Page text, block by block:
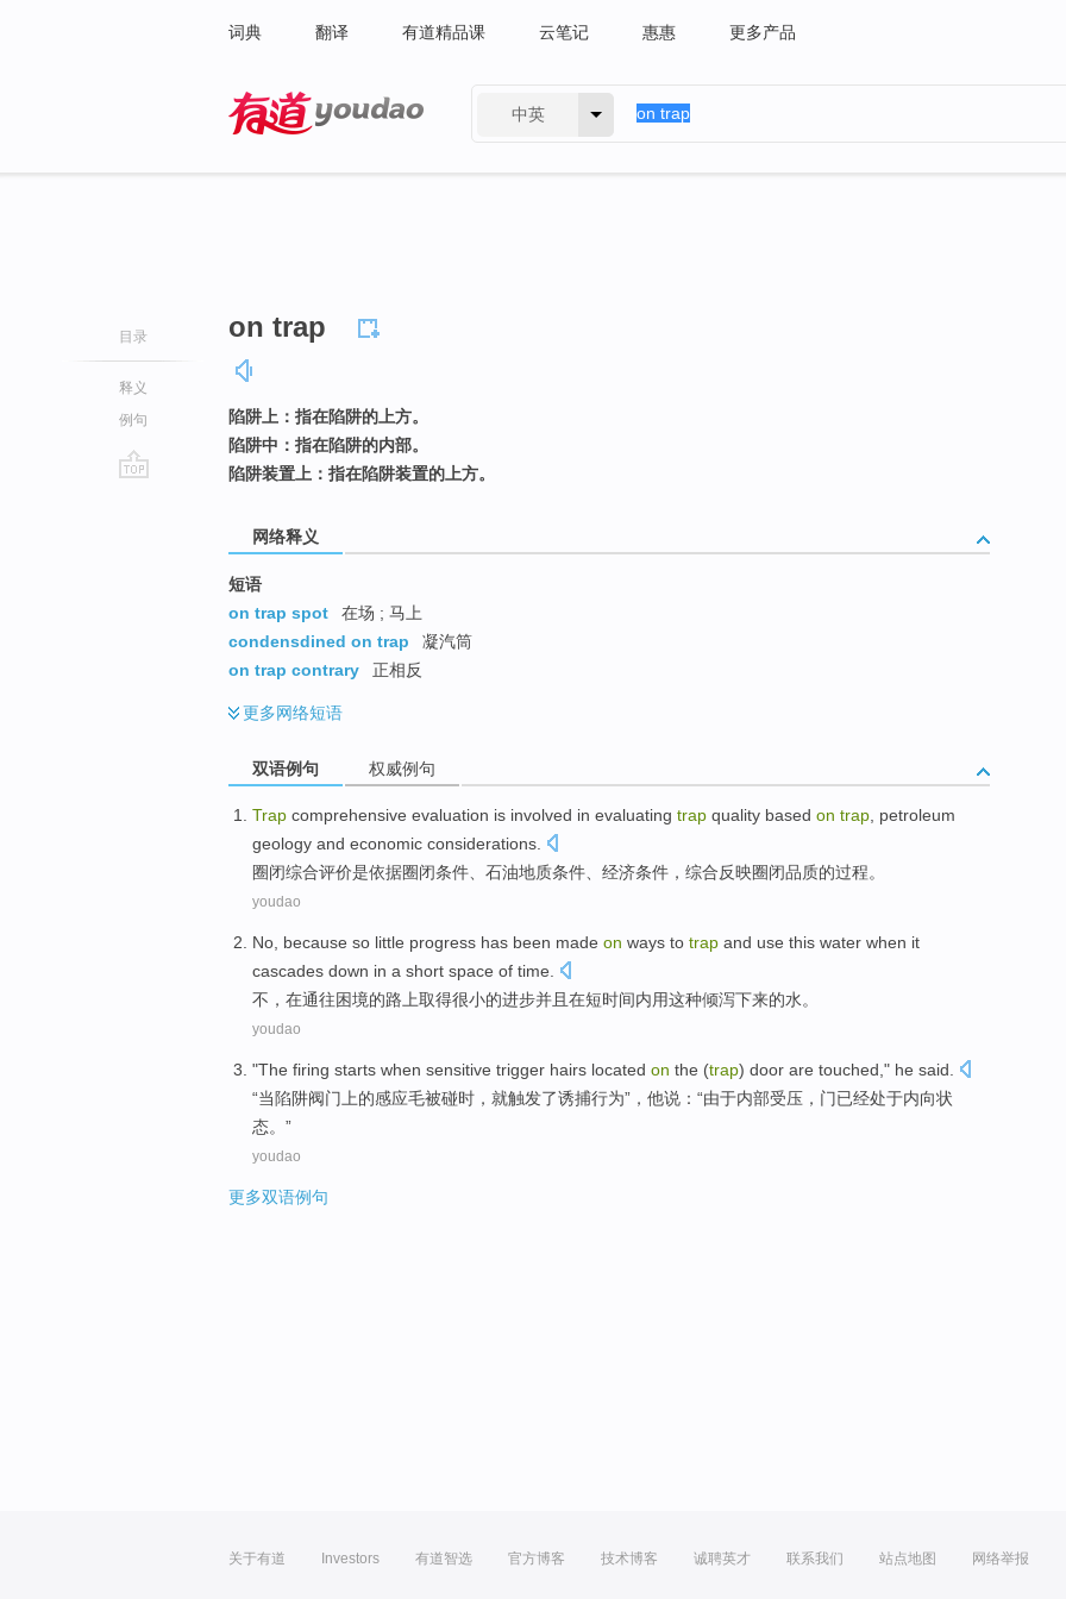
词典 翻译 有道精品课 云笔记 惠惠 更多产品
中英
目录
释义
例句
on trap
陷阱上：指在陷阱的上方。
陷阱中：指在陷阱的内部。
陷阱装置上：指在陷阱装置的上方。
网络释义
短语
on trap spot
在场 ; 马上
condensdined on trap
凝汽筒
on trap contrary
正相反
更多网络短语
双语例句 权威例句
Trap comprehensive evaluation is involved in evaluating trap quality based on trap, petroleum
geology and economic considerations.
圈闭综合评价是依据圈闭条件、 石油地质条件、 经济条件，综合反映圈闭品质的过程。
youdao
No , because so little progress has been made on ways to trap and use this water when it
cascades down in a short space of time.
不 ， 在通往困境的路上取得很小的进步并且 在短时间内用这种倾泻下来的水。
youdao
"The firing starts when sensitive trigger hairs located on the (trap) door are touched ," he said.
“当陷阱阀门 上的感应毛被碰时，就触发了诱捕行为”，他说：“由于内部受压， 门已经处于内向状
态。”
youdao
更多双语例句
关于有道 Investors 有道智选 官方博客 技术博客 诚聘英才 联系我们 站点地图 网络举报